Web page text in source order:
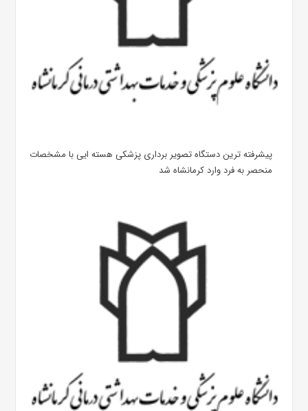
پیشرفته ترین دستگاه تصویر برداری پزشکی هسته ایی با مشخصات
منحصر به فرد وارد کرمانشاه شد